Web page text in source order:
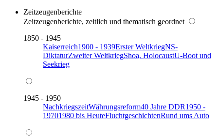
Zeitzeugenberichte
Zeitzeugenberichte, zeitlich und thematisch geordnet
1850 - 1945
Kaiserreich1900 - 1939Erster WeltkriegNS-
DiktaturZweiter WeltkriegShoa, HolocaustU-Boot und
Seekrieg
1945 - 1950
NachkriegszeitWährungsreform40 Jahre DDR1950 -
19701980 bis HeuteFluchtgeschichtenRund ums Auto